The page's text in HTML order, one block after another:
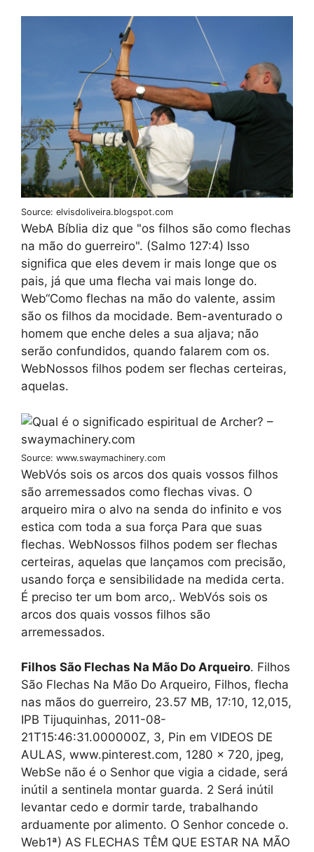
Source: elvisdoliveira.blogspot.com
WebA Bíblia diz que "os filhos são como flechas
na mão do guerreiro". (Salmo 127:4) Isso
significa que eles devem ir mais longe que os
pais, já que uma flecha vai mais longe do.
Web“Como flechas na mão do valente, assim
são os filhos da mocidade. Bem-aventurado o
homem que enche deles a sua aljava; não
serão confundidos, quando falarem com os.
WebNossos filhos podem ser flechas certeiras,
aquelas.
Source: www.swaymachinery.com
WebVós sois os arcos dos quais vossos filhos
são arremessados como flechas vivas. O
arqueiro mira o alvo na senda do infinito e vos
estica com toda a sua força Para que suas
flechas. WebNossos filhos podem ser flechas
certeiras, aquelas que lançamos com precisão,
usando força e sensibilidade na medida certa.
É preciso ter um bom arco,. WebVós sois os
arcos dos quais vossos filhos são
arremessados.
Filhos São Flechas Na Mão Do Arqueiro. Filhos
São Flechas Na Mão Do Arqueiro, Filhos, flecha
nas mãos do guerreiro, 23.57 MB, 17:10, 12,015,
IPB Tijuquinhas, 2011-08-
21T15:46:31.000000Z, 3, Pin em VIDEOS DE
AULAS, www.pinterest.com, 1280 x 720, jpeg,
WebSe não é o Senhor que vigia a cidade, será
inútil a sentinela montar guarda. 2 Será inútil
levantar cedo e dormir tarde, trabalhando
arduamente por alimento. O Senhor concede o.
Web1ª) AS FLECHAS TÊM QUE ESTAR NA MÃO